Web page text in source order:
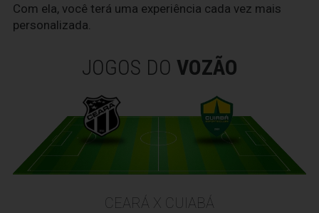
Com ela, você terá uma experiência cada vez mais
personalizada.
JOGOS DO VOZÃO
CEARÁ X CUIABÁ